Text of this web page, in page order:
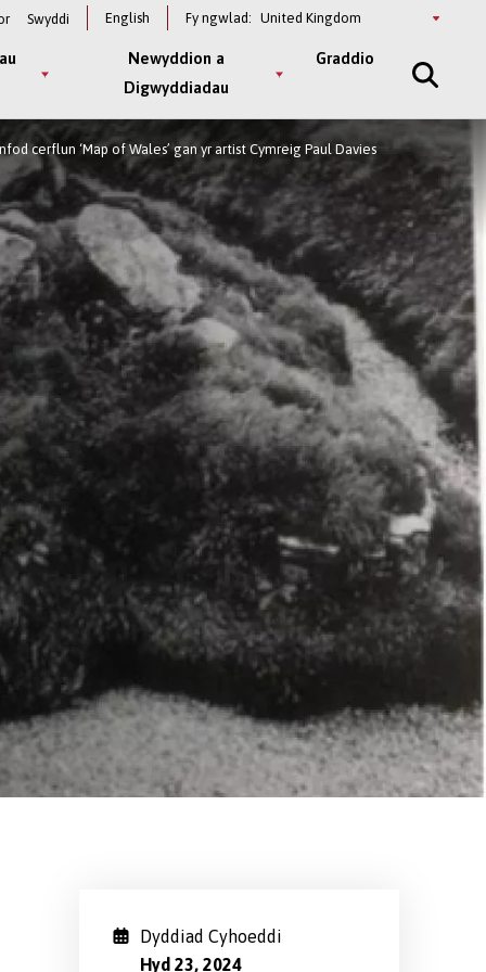
Swyddi English Fy ngwlad: Select
Newyddion a
Digwyddiadau
Graddio
cerflun ‘Map of Wales’ gan yr artist Cymreig Paul Davies
Dyddiad Cyhoeddi
Hyd 23, 2024